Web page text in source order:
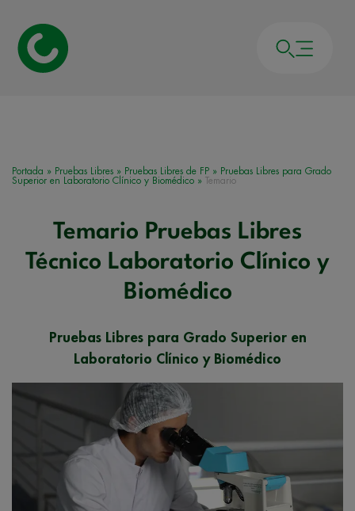
Portada » Pruebas Libres » Pruebas Libres de FP » Pruebas Libres para Grado
Superior en Laboratorio Clínico y Biomédico » Temario
Temario Pruebas Libres
Técnico Laboratorio Clínico y
Biomédico
Pruebas Libres para Grado Superior en
Laboratorio Clínico y Biomédico